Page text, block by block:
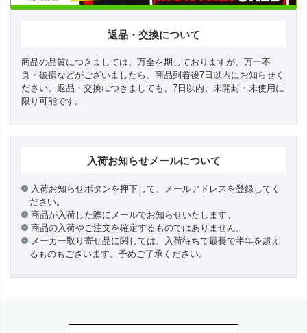
返品・交換について
商品の品質につきましては、万全を期しておりますが、万一不
良・破損などがございましたら、商品到着後7日以内にお知らせく
ださい。返品・交換につきましても、7日以内、未開封・未使用に
限り可能です。
入荷お知らせメールについて
入荷お知らせボタンを押下して、メールアドレスを登録してく
ださい。
商品が入荷した際にメールでお知らせいたします。
商品の入荷やご注文を確定するものではありません。
メーカー取り寄せ品に関しては、入荷待ちで最長で半年を超え
るものもございます。予めご了承ください。